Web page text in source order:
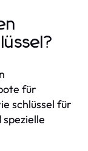
für
schlüssel für